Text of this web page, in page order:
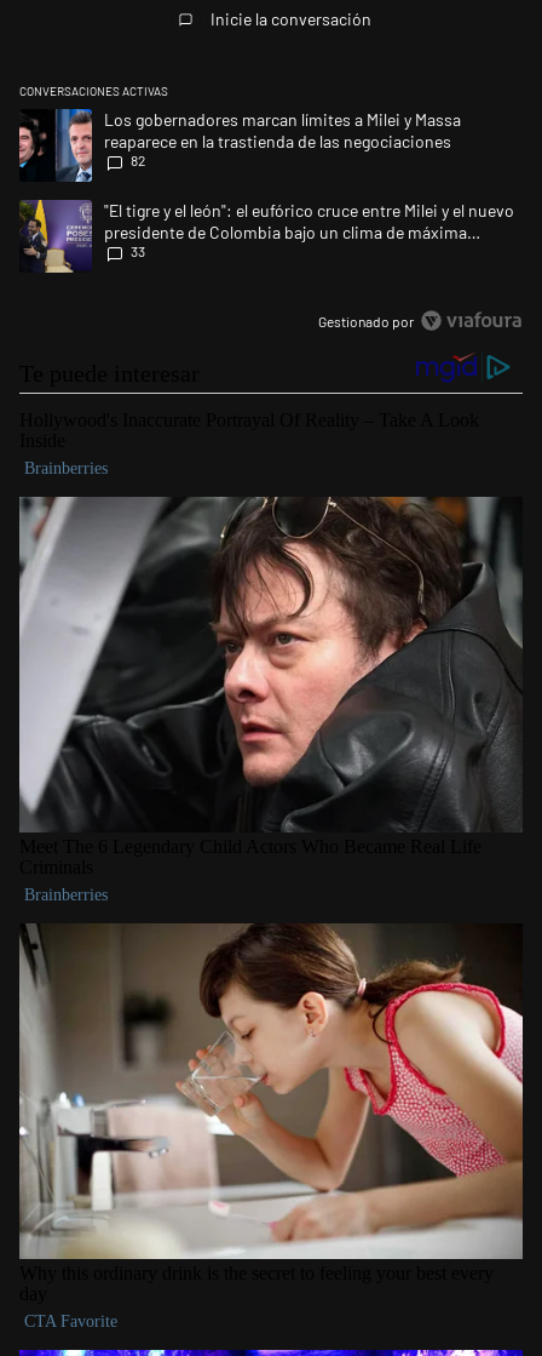
Inicie la conversación
CONVERSACIONES ACTIVAS
Este listado muestra los artículos con más comentarios en los últimos
Un artículo de tendencia con el título "Los gobernadores marcan
Los gobernadores marcan límites a Milei y Massa
reaparece en la trastienda de las negociaciones
82
Un artículo de tendencia con el título ""El tigre y el león": el eufórico
"El tigre y el león": el eufórico cruce entre Milei y el nuevo
presidente de Colombia bajo un clima de máxima
tensión
33
Gestionado por